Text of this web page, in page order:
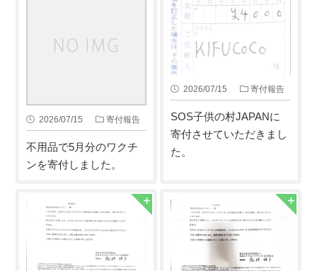
2026/07/15 寄付報告
不用品で5月分のワクチ
ンを寄付しました。
2026/07/15 寄付報告
SOS子供の村JAPANに
寄付させていただきまし
た。